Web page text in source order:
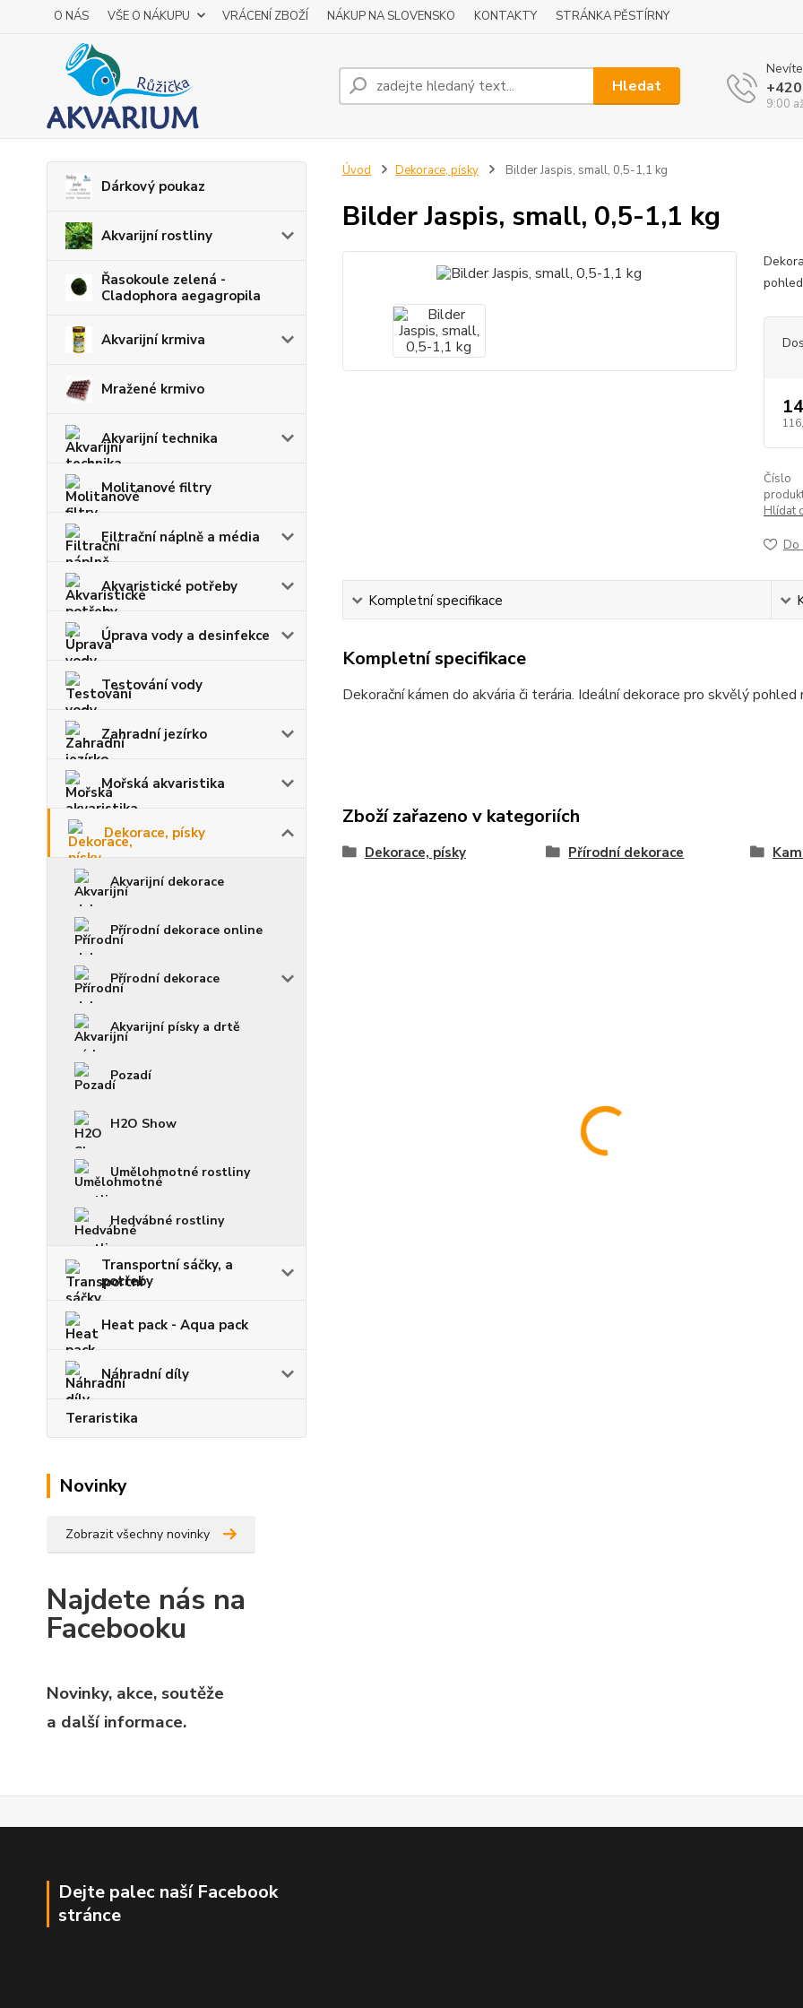
O NÁS VŠE O NÁKUPU VRÁCENÍ ZBOŽÍ NÁKUP NA SLOVENSKO KONTAKTY STRÁNKA PĚSTÍRNY
Hledat
9:00
Dárkový poukaz
Akvarijní rostliny
Řasokoule zelená -
Cladophora aegagropila
Akvarijní krmiva
Mražené krmivo
Akvarijní technika
Molitanové filtry
Filtrační náplně a média
Akvaristické potřeby
Úprava vody a desinfekce
Testování vody
Zahradní jezírko
Mořská akvaristika
Dekorace, písky
Akvarijní dekorace
Přírodní dekorace online
Přírodní dekorace
Akvarijní písky a drtě
Pozadí
H2O Show
Umělohmotné rostliny
Hedvábné rostliny
Transportní sáčky, a
potřeby
Heat pack - Aqua pack
Náhradní díly
Teraristika
Novinky
Zobrazit všechny novinky
Najdete nás na
Facebooku
Novinky, akce, soutěže
a další informace.
Úvod Dekorace, písky Bilder Jaspis, small, 0,5-1,1 kg
Bilder Jaspis, small, 0,5-1,1 kg
Číslo
Hlídat
Do
Kompletní specifikace
Kompletní specifikace
Dekorační kámen do akvária či terária. Ideální dekorace pro skvělý pohled
Zboží zařazeno v kategoriích
Dekorace, písky Přírodní dekorace
Dejte palec naší Facebook
stránce